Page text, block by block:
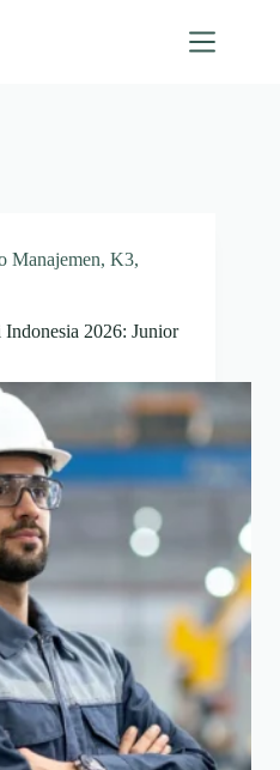
Manajemen, K3,
2026: Junior